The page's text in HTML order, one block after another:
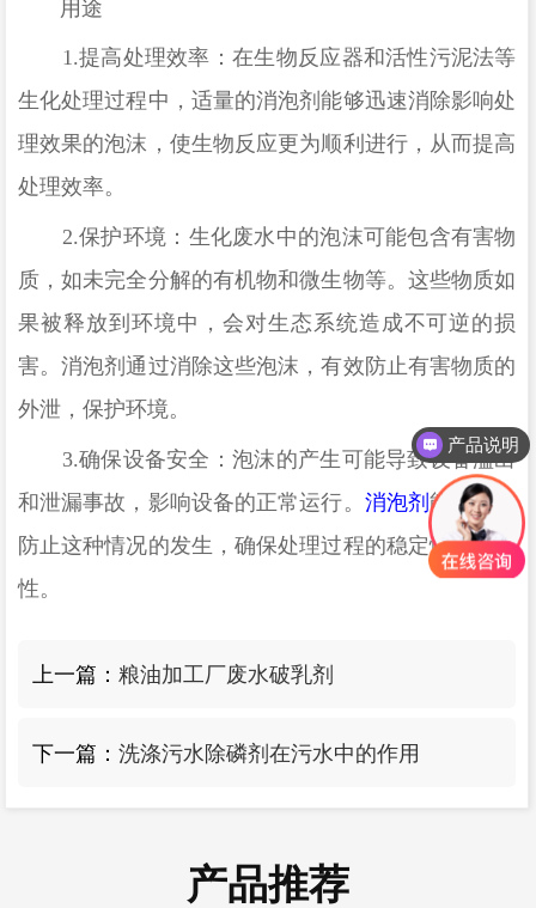
用途
1.提高处理效率 ：在生物反应器和活性污泥法等
生化处理过程中，适量的消泡剂能够迅速消除影响处
理效果的泡沫，使生物反应更为顺利进行，从而提高
处理效率。
2.保护环境 ：生化废水中的泡沫可能包含有害物
质，如未完全分解的有机物和微生物等。这些物质如
果被释放到环境中，会对生态系统造成不可逆的损
害。消泡剂通过消除这些泡沫，有效防止有害物质的
外泄，保护环境。
3.确保设备安全 ：泡沫的产生可能导致设备溢出
和泄漏事故，影响设备的正常运行。 消泡剂能够有效
防止这种情况的发生，确保处理过程的稳定性和安全
性。
上一篇：粮油加工厂废水破乳剂
下一篇：洗涤污水除磷剂在污水中的作用
产品推荐
产品说明